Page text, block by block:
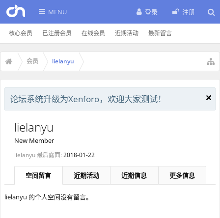
MENU
核心会员 已注册会员 在线会员 近期活动 最新留言
登录 注册
会员 lielanyu
论坛系统升级为Xenforo，欢迎大家测试！
lielanyu
New Member
lielanyu 最后露面: 2018-01-22
空间留言 近期活动 近期信息 更多信息
lielanyu 的个人空间没有留言。